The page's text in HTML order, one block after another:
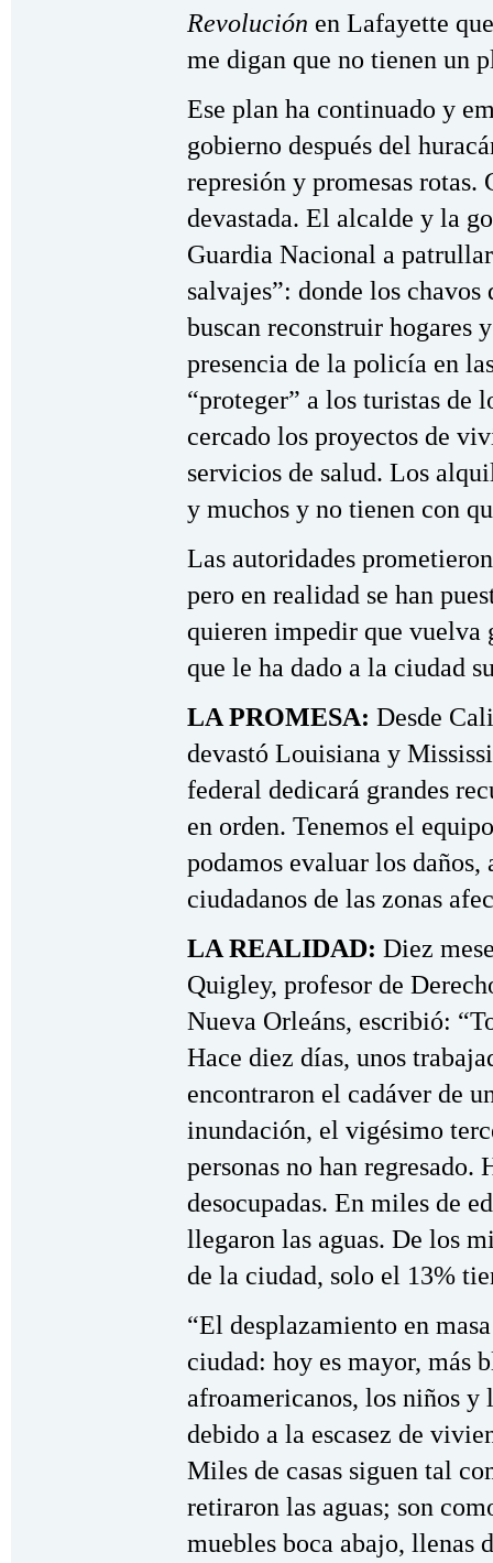
Revolución en Lafayette
me digan que no tienen un
Ese plan ha continuado y
gobierno después del
represión y promesas rotas.
devastada. El alcalde y la
Guardia Nacional a
salvajes”: donde los chavos
buscan reconstruir hogares
presencia de la policía en
“proteger” a los turistas de
cercado los proyectos de
servicios de salud. Los
y muchos y no tienen con
Las autoridades
pero en realidad se han
quieren impedir que vuelva
que le ha dado a la ciudad
LA PROMESA: Desde
devastó Louisiana y
federal dedicará grandes
en orden. Tenemos el
podamos evaluar los daños,
ciudadanos de las zonas
LA REALIDAD: Diez
Quigley, profesor de
Nueva Orleáns, escribió:
Hace diez días, unos
encontraron el cadáver de
inundación, el vigésimo
personas no han regresado.
desocupadas. En miles de
llegaron las aguas. De los
de la ciudad, solo el 13%
“El desplazamiento en
ciudad: hoy es mayor, más
afroamericanos, los niños y
debido a la escasez de
Miles de casas siguen tal
retiraron las aguas; son
muebles boca abajo, llenas